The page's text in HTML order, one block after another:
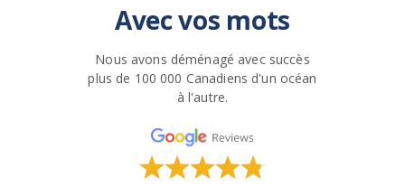
Avec vos mots
Nous avons déménagé avec succès
plus de 100 000 Canadiens d'un océan
à l'autre.